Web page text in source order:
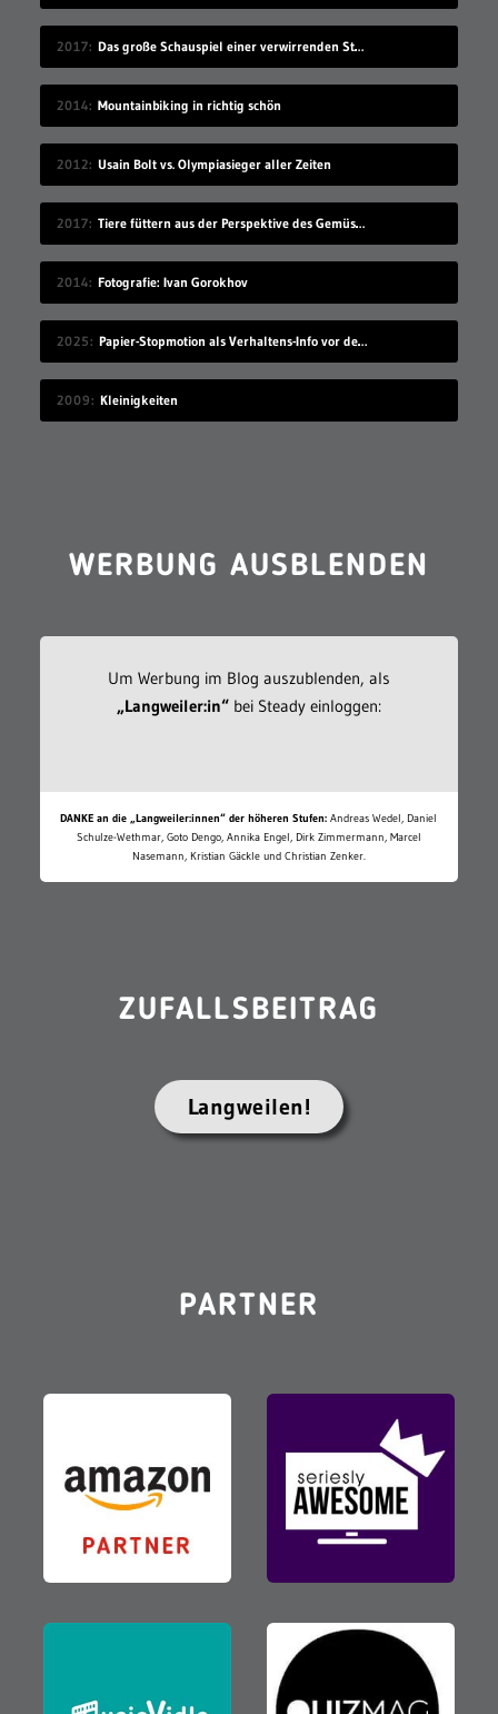
2017 Das große Schauspiel einer verwirrenden Straßenkennzeichnung
2014 Mountainbiking in richtig schön
2012 Usain Bolt vs. Olympiasieger aller Zeiten
2017 Tiere füttern aus der Perspektive des Gemüses
2014 Fotografie: Ivan Gorokhov
2025 Papier-Stopmotion als Verhaltens-Info vor dem Kinofilm
2009 Kleinigkeiten
WERBUNG AUSBLENDEN
Um Werbung im Blog auszublenden, als
„Langweiler:in“bei Steady einloggen:
DANKE an die „Langweiler:innen“ der höheren Stufen: Andreas Wedel, Daniel
Schulze-Wethmar, Goto Dengo, Annika Engel, Dirk Zimmermann, Marcel
Nasemann, Kristian Gäckle und Christian Zenker.
ZUFALLSBEITRAG
Langweilen!
PARTNER